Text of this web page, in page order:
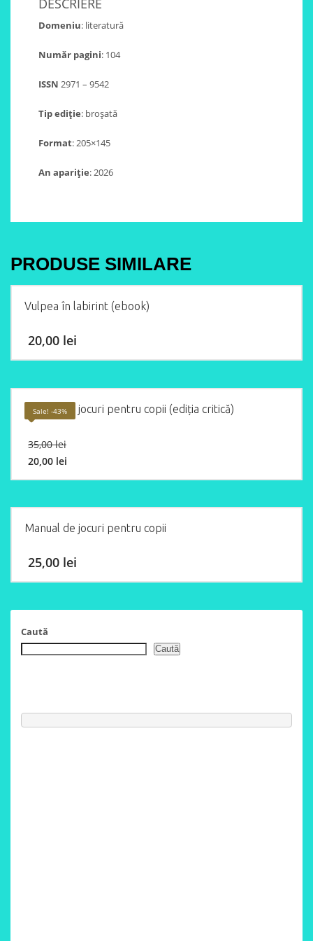
Domeniu: literatură
Număr pagini: 104
ISSN 2971 – 9542
Tip ediție: broșată
Format: 205×145
An apariție: 2026
PRODUSE SIMILARE
Vulpea în labirint (ebook)
20,00 lei
Sale! -43%
Manual de jocuri pentru copii (ediția critică)
35,00lei
35,00 lei.
20,00 lei
Current
price
20,00 lei.
Manual de jocuri pentru copii
25,00 lei
Caută
Caută